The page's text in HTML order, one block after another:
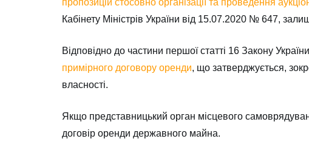
Кабінету Міністрів України від 15.07.2020 № 647,
Відповідно до частини першої статті 16 Закону
примірного договору оренди, що затверджується,
власності.
Якщо представницький орган місцевого
договір оренди державного майна.